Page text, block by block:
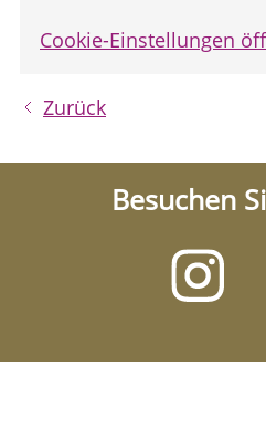
Cookie-Einstellungen
Zurück
Besuchen
Besuchen
Sie
auf